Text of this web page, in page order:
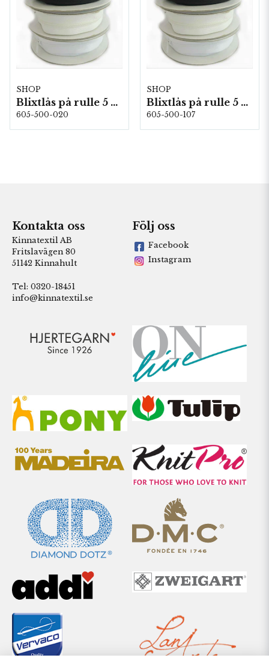
SHOP
Blixtlås på rulle 5 m/fp. Natur
605-500-020
SHOP
Blixtlås på rulle 5 m/fp. Marin
605-500-107
Kontakta oss
Kinnatextil AB
Fritslavägen 80
51142 Kinnahult
Tel: 0320-18451
info@kinnatextil.se
Följ oss
Facebook
Instagram